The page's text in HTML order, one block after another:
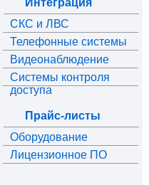
Интеграция
СКС и ЛВС
Телефонные системы
Видеонаблюдение
Системы контроля
доступа
Прайс-листы
Оборудование
Лицензионное ПО